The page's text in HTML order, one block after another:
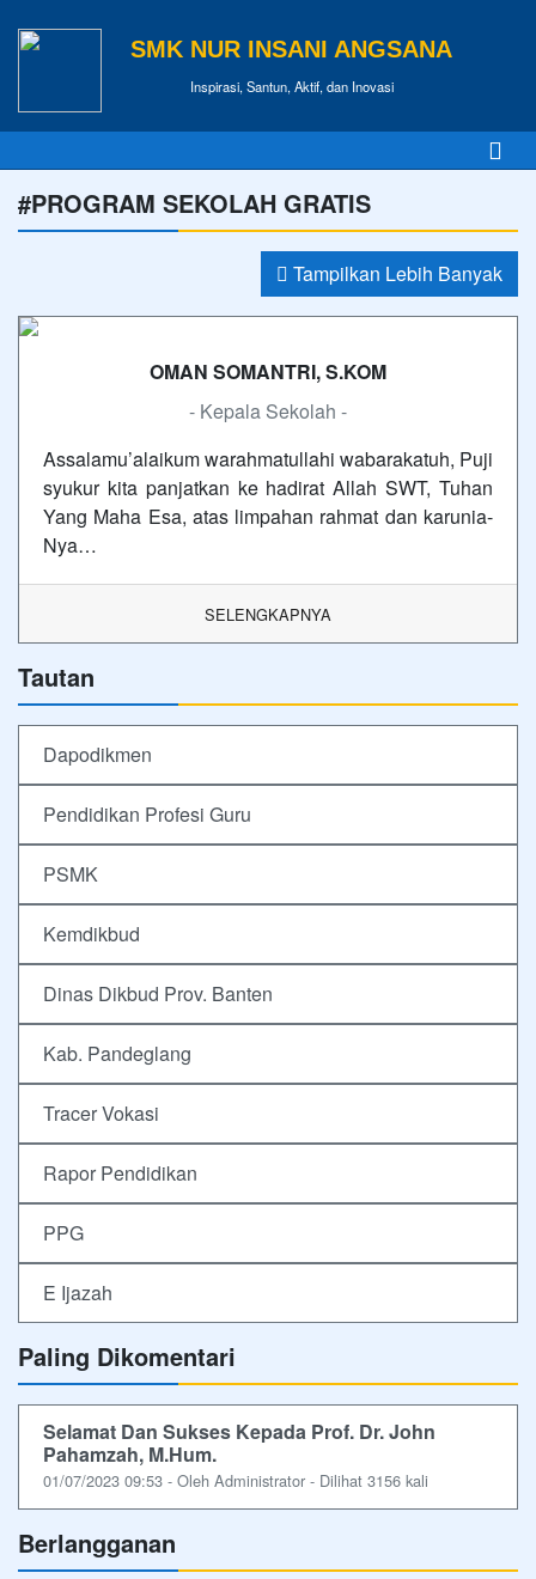
SMK NUR INSANI ANGSANA
Inspirasi, Santun, Aktif, dan Inovasi
#PROGRAM SEKOLAH GRATIS
Tampilkan Lebih Banyak
OMAN SOMANTRI, S.KOM
- Kepala Sekolah -
Assalamu’alaikum warahmatullahi wabarakatuh, Puji
syukur kita panjatkan ke hadirat Allah SWT, Tuhan
Yang Maha Esa, atas limpahan rahmat dan karunia-
Nya…
SELENGKAPNYA
Tautan
Dapodikmen
Pendidikan Profesi Guru
PSMK
Kemdikbud
Dinas Dikbud Prov. Banten
Kab. Pandeglang
Tracer Vokasi
Rapor Pendidikan
PPG
E Ijazah
Paling Dikomentari
Selamat Dan Sukses Kepada Prof. Dr. John
Pahamzah, M.Hum.
01/07/2023 09:53 - Oleh Administrator - Dilihat 3156 kali
Berlangganan